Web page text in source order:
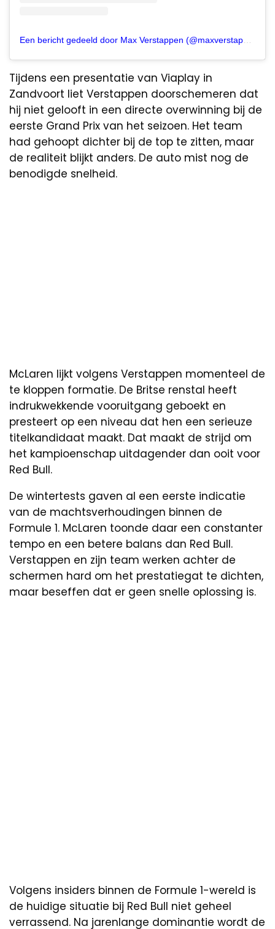
Tijdens een presentatie van Viaplay in
Zandvoort liet Verstappen doorschemeren dat
hij niet gelooft in een directe overwinning bij de
eerste Grand Prix van het seizoen. Het team
had gehoopt dichter bij de top te zitten, maar
de realiteit blijkt anders. De auto mist nog de
benodigde snelheid.
McLaren lijkt volgens Verstappen momenteel de
te kloppen formatie. De Britse renstal heeft
indrukwekkende vooruitgang geboekt en
presteert op een niveau dat hen een serieuze
titelkandidaat maakt. Dat maakt de strijd om
het kampioenschap uitdagender dan ooit voor
Red Bull.
De wintertests gaven al een eerste indicatie
van de machtsverhoudingen binnen de
Formule 1. McLaren toonde daar een constanter
tempo en een betere balans dan Red Bull.
Verstappen en zijn team werken achter de
schermen hard om het prestatiegat te dichten,
maar beseffen dat er geen snelle oplossing is.
Volgens insiders binnen de Formule 1-wereld is
de huidige situatie bij Red Bull niet geheel
verrassend. Na jarenlange dominantie wordt de